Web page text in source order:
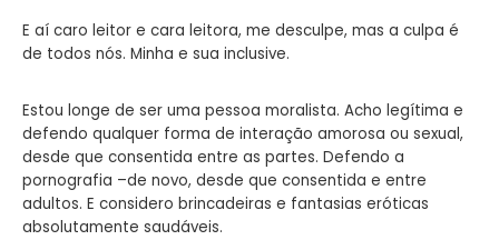
E aí caro leitor e cara leitora, me desculpe, mas a culpa é
de todos nós. Minha e sua inclusive.
Estou longe de ser uma pessoa moralista. Acho legítima e
defendo qualquer forma de interação amorosa ou sexual,
desde que consentida entre as partes. Defendo a
pornografia –de novo, desde que consentida e entre
adultos. E considero brincadeiras e fantasias eróticas
absolutamente saudáveis.